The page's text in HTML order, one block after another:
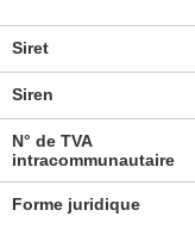
Siret
Siren
N° de TVA
intracommunautaire
Forme juridique